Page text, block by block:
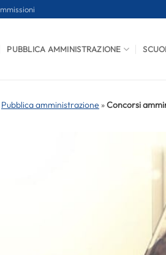
PUBBLICA AMMINISTRAZIONE
Pubblica amministrazione »Concorsi